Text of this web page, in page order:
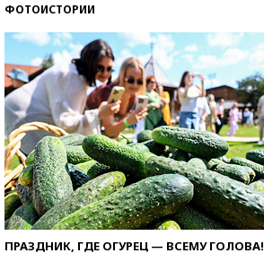
ФОТОИСТОРИИ
ПРАЗДНИК, ГДЕ ОГУРЕЦ — ВСЕМУ ГОЛОВА!